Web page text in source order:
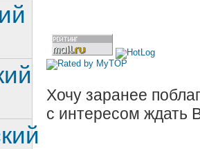
Хочу заранее
с интересом ждать